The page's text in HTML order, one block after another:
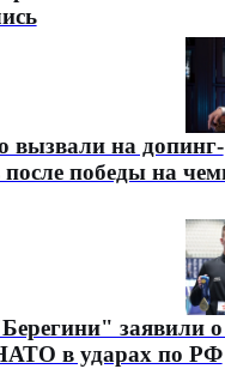
вызвали на допинг-
победы на
заявили
в ударах по РФ